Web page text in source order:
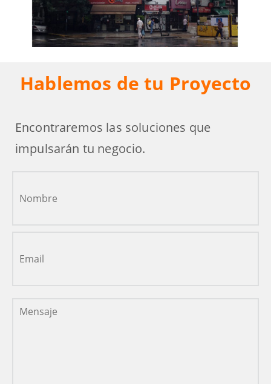
Hablemos de tu Proyecto
Encontraremos las soluciones que
impulsarán tu negocio.